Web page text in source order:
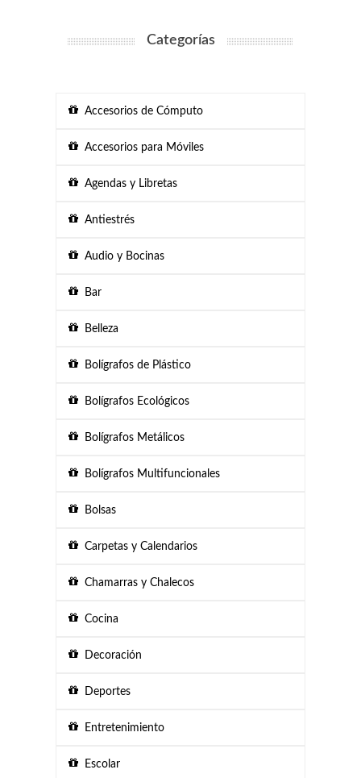
Categorías
Accesorios de Cómputo
Accesorios para Móviles
Agendas y Libretas
Antiestrés
Audio y Bocinas
Bar
Belleza
Bolígrafos de Plástico
Bolígrafos Ecológicos
Bolígrafos Metálicos
Bolígrafos Multifuncionales
Bolsas
Carpetas y Calendarios
Chamarras y Chalecos
Cocina
Decoración
Deportes
Entretenimiento
Escolar